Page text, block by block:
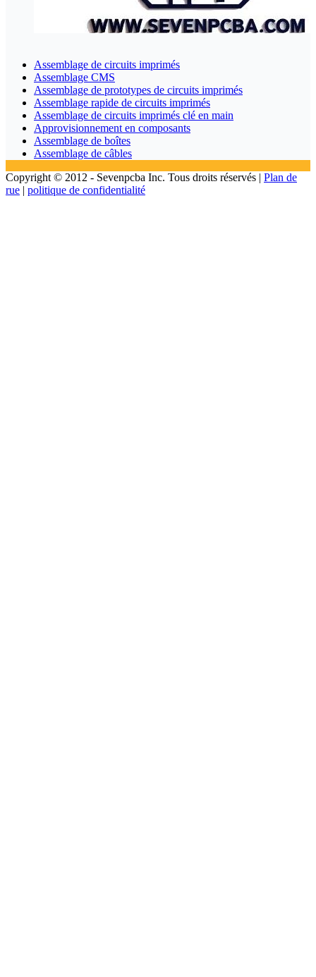
Assemblage de circuits imprimés
Assemblage CMS
Assemblage de prototypes de circuits imprimés
Assemblage rapide de circuits imprimés
Assemblage de circuits imprimés clé en main
Approvisionnement en composants
Assemblage de boîtes
Assemblage de câbles
Copyright © 2012 - Sevenpcba Inc. Tous droits réservés | Plan de
rue | politique de confidentialité